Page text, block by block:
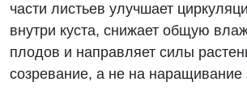
части листьев улучшает
внутри куста, снижает общую
плодов и направляет силы
созревание, а не на наращивание